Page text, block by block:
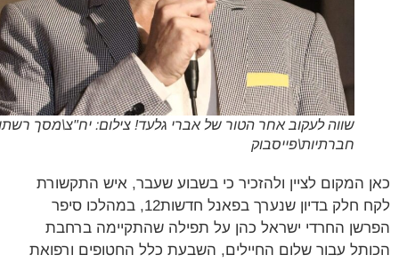
שווה לעקוב אחר הטור של אברי גלעד! צילום: יח"צ\מסך רשתות
חברתיות\פייסבוק
המקום לציין ולהזכיר כי בשבוע שעבר, איש התקשורת
לקח חלק בדיון שנערך בפאנל חדשות12, במהלכו סיפר
החרדי ישראל כהן על תפילה שהתקיימה ברחבת
עבור שלום החיילים, השבעת כלל החטופים ורפואת